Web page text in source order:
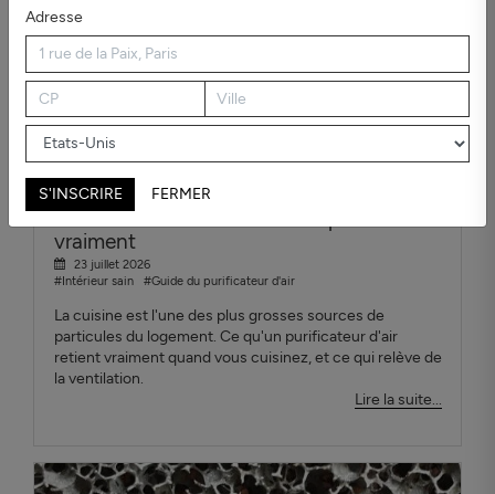
Purificateur d'air cuisine : ce qui marche
vraiment
23 juillet 2026
#Intérieur sain
#Guide du purificateur d'air
La cuisine est l'une des plus grosses sources de
particules du logement. Ce qu'un purificateur d'air
retient vraiment quand vous cuisinez, et ce qui relève de
la ventilation.
Lire la suite...
Adresse
S'INSCRIRE FERMER